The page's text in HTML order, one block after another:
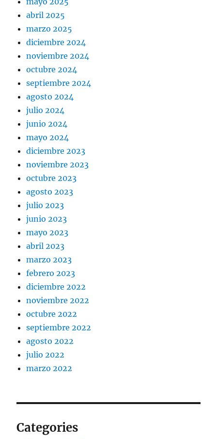
abril 2025
marzo 2025
diciembre 2024
noviembre 2024
octubre 2024
septiembre 2024
agosto 2024
julio 2024
junio 2024
mayo 2024
diciembre 2023
noviembre 2023
octubre 2023
agosto 2023
julio 2023
junio 2023
mayo 2023
abril 2023
marzo 2023
febrero 2023
diciembre 2022
noviembre 2022
octubre 2022
septiembre 2022
agosto 2022
julio 2022
marzo 2022
Categories